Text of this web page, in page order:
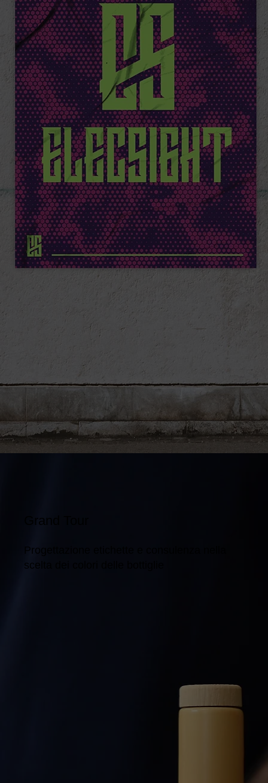
Grand Tour
Progettazione etichette e consulenza nella
scelta dei colori delle bottiglie